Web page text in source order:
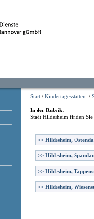
Start / Kindertagesstätten /
In der Rubrik:
Stadt Hildesheim finden
>> Hildesheim,
>> Hildesheim,
>> Hildesheim,
>> Hildesheim,